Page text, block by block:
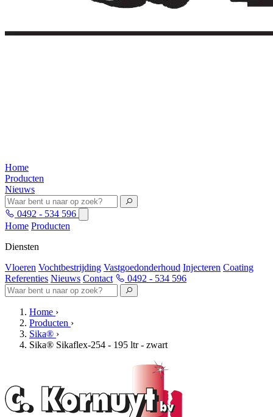
Home
Producten
Nieuws
0492 - 534 596
Home Producten
Diensten
Vloeren Vochtbestrijding Vastgoedonderhoud Injecteren Coating
Referenties Nieuws Contact 0492 - 534 596
Home ›
Producten ›
Sika® ›
Sika® Sikaflex-254 - 195 ltr - zwart